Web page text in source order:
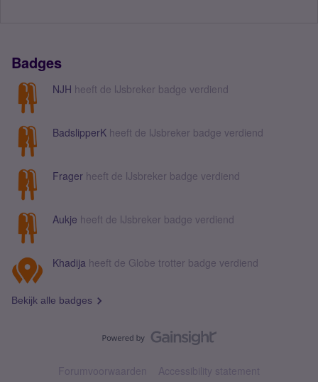
Badges
NJH heeft de IJsbreker badge verdiend
BadslipperK heeft de IJsbreker badge verdiend
Frager heeft de IJsbreker badge verdiend
Aukje heeft de IJsbreker badge verdiend
Khadija heeft de Globe trotter badge verdiend
Bekijk alle badges
Forumvoorwaarden Accessibility statement